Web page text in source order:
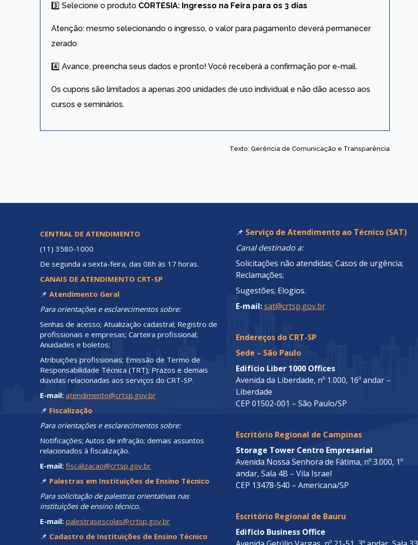
3️⃣ Selecione o produto CORTESIA: Ingresso na Feira para os 3 dias
Atenção: mesmo selecionando o ingresso, o valor para pagamento deverá permanecer
zerado
4️⃣ Avance, preencha seus dados e pronto! Você receberá a confirmação por e-mail.
Os cupons são limitados a apenas 200 unidades de uso individual e não dão acesso aos
cursos e seminários.
Texto: Gerência de Comunicação e Transparência
CENTRAL DE ATENDIMENTO
(11) 3580-1000
De segunda a sexta-feira, das 08h às 17 horas.
CANAIS DE ATENDIMENTO CRT-SP
📌 Atendimento Geral
Para orientações e esclarecimentos sobre:
Senhas de acesso; Atualização cadastral; Registro de
profissionais e empresas; Carteira profissional;
Anuidades e boletos;
Atribuições profissionais; Emissão de Termo de
Responsabilidade Técnica (TRT); Prazos e demais
dúvidas relacionadas aos serviços do CRT-SP.
E-mail: atendimento@crtsp.gov.br
📌 Fiscalização
Para orientações e esclarecimentos sobre:
Notificações; Autos de infração; demais assuntos
relacionados à fiscalização.
E-mail: fiscalizacao@crtsp.gov.br
📌 Palestras em Instituições de Ensino Técnico
Para solicitação de palestras orientativas nas
instituições de ensino técnico.
E-mail: palestrasescolas@crtsp.gov.br
📌 Cadastro de Instituições de Ensino Técnico
📌 Serviço de Atendimento ao Técnico (SAT)
Canal destinado a:
Solicitações não atendidas; Casos de urgência;
Reclamações;
Sugestões; Elogios.
E-mail:sat@crtsp.gov.br
Endereços do CRT-SP
Sede – São Paulo
Edifício Liber 1000 Offices
Avenida da Liberdade, nº 1.000, 16º andar –
Liberdade
CEP 01502-001 – São Paulo/SP
Escritório Regional de Campinas
Storage Tower Centro Empresarial
Avenida Nossa Senhora de Fátima, nº 3.000, 1º
andar, Sala 4B – Vila Israel
CEP 13478-540 – Americana/SP
Escritório Regional de Bauru
Edifício Business Office